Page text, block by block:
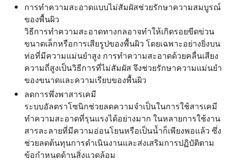
การทำความสะอาดแบบไม่สัมผัสช่วยรักษาความสมบูรณ์
ของพื้นผิว
วิธีการทำความสะอาดทางกลอาจทำให้เกิดรอยขีดข่วน
ขนาดเล็กหรือการเสียรูปของพื้นผิว โดยเฉพาะอย่างยิ่งบน
ท่อที่มีความแม่นยำสูง การทำความสะอาดด้วยคลื่นเสียง
ความถี่สูงเป็นวิธีการที่ไม่สัมผัส จึงช่วยรักษาความแม่นยำ
ของขนาดและความเรียบของพื้นผิว
ลดการพึ่งพาสารเคมี
ระบบอัลตราโซนิกช่วยลดความจำเป็นในการใช้สารเคมี
ทำความสะอาดที่รุนแรงได้อย่างมาก ในหลายการใช้งาน
สารละลายที่มีความอ่อนโยนหรือเป็นน้ำก็เพียงพอแล้ว ซึ่ง
ช่วยลดต้นทุนการดำเนินงานและส่งเสริมการปฏิบัติตาม
ข้อกำหนดด้านสิ่งแวดล้อม